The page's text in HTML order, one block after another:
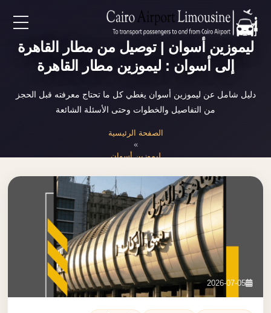
AR
خدمات المطار
نحن
بنا
ليموزين أسوان | توصيل من مطار القاهرة
إلى أسوان : ليموزين مطار القاهرة
دليل شامل عن ليموزين أسوان يغطي كل ما تحتاج معرفته قبل الحجز
من التفاصيل والخطوات وحتى الأسئلة الشائعة
الصفحة الرئيسية
ليموزين أسوان
2026-07-05